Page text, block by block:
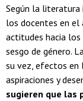
Según la literatura
los docentes en el
actitudes hacia
sesgo de género.
su vez, efectos en
aspiraciones y
sugieren que las